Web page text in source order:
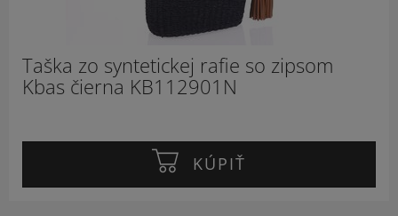
Taška zo syntetickej rafie so zipsom
Kbas čierna KB112901N
KÚPIŤ